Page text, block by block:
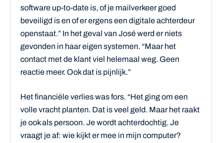
software up-to-date is, of je mailverkeer goed
beveiligd is en of er ergens een digitale achterdeur
openstaat.” In het geval van José werd er niets
gevonden in haar eigen systemen. “Maar het
contact met de klant viel helemaal weg. Geen
reactie meer. Ook dat is pijnlijk.”
Het financiële verlies was fors. “Het ging om een
volle vracht planten. Dat is veel geld. Maar het raakt
je ook als persoon. Je wordt achterdochtig. Je
vraagt je af: wie kijkt er mee in mijn computer?